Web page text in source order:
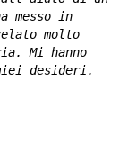
in
molto
Mi hanno
desideri.